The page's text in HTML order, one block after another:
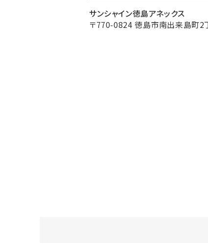
サンシャイン徳島アネックス
〒770-0824 徳島市南出来島町2